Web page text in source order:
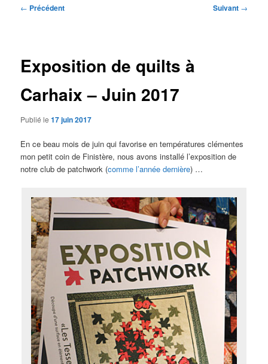
Navigation
← Précédent Suivant →
Exposition de quilts à
Carhaix – Juin 2017
Publié le17 juin 2017
En ce beau mois de juin qui favorise en températures clémentes
mon petit coin de Finistère, nous avons installé l’exposition de
notre club de patchwork (comme l’année dernière) …